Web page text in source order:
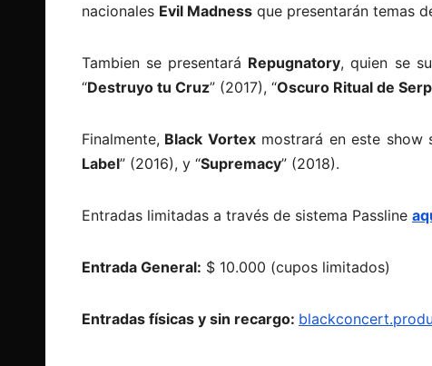
nacionales Evil Madness que presentarán temas
Tambien se presentará Repugnatory, quien se
“Destruyo tu Cruz” (2017), “Oscuro Ritual de
Finalmente, Black Vortexmostrará en este show
Label” (2016), y “Supremacy” (2018).
Entradas limitadas a través de sistema Passline
Entrada General: $ 10.000 (cupos limitados)
Entradas físicas y sin recargo: